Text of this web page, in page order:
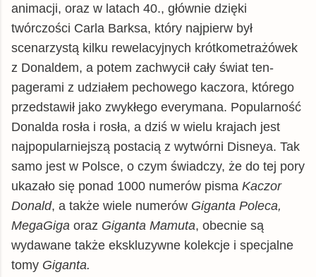
animacji, oraz w latach 40., głównie dzięki
twórczości Carla Barksa, który najpierw był
scenarzystą kilku rewelacyjnych krótkometrażówek
z Donaldem, a potem zachwycił cały świat ten-
pagerami z udziałem pechowego kaczora, którego
przedstawił jako zwykłego everymana. Popularność
Donalda rosła i rosła, a dziś w wielu krajach jest
najpopularniejszą postacią z wytwórni Disneya. Tak
samo jest w Polsce, o czym świadczy, że do tej pory
ukazało się ponad 1000 numerów pisma Kaczor
Donald, a także wiele numerów Giganta Poleca,
MegaGiga oraz Giganta Mamuta, obecnie są
wydawane także ekskluzywne kolekcje i specjalne
tomy Giganta.